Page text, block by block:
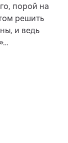
порой на
решить
и ведь